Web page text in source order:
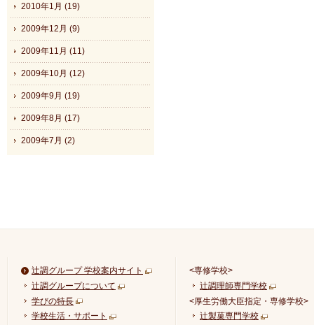
2010年1月 (19)
2009年12月 (9)
2009年11月 (11)
2009年10月 (12)
2009年9月 (19)
2009年8月 (17)
2009年7月 (2)
辻調グループ 学校案内サイト
辻調グループについて
学びの特長
学校生活・サポート
<専修学校>
辻調理師専門学校
<厚生労働大臣指定・専修学校>
辻製菓専門学校